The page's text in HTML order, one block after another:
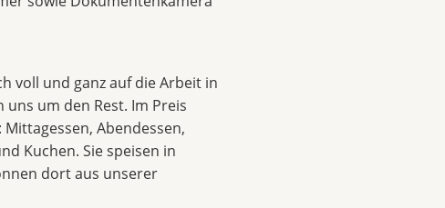
voll und ganz auf die Arbeit in
um den Rest. Im Preis
Abendessen,
Kuchen. Sie speisen in
dort aus unserer